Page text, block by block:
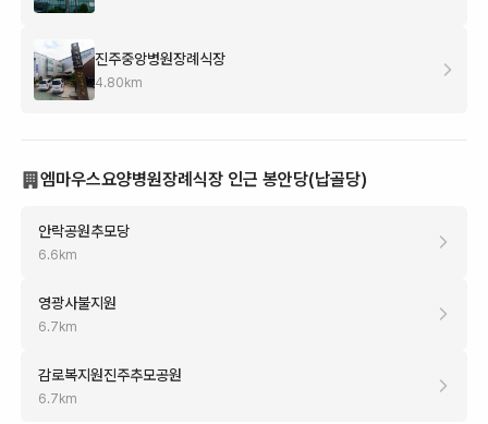
진주중앙병원장례식장
4.80 km
엠마우스요양병원장례식장 인근 봉안당(납골당)
안락공원추모당
6.6 km
영광사불지원
6.7 km
감로복지원진주추모공원
6.7 km